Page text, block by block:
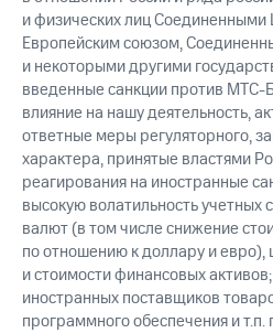
и физических лиц
Европейским союзом,
и некоторыми другими
введенные санкции против МТС-
влияние на нашу деятельность,
ответные меры регуляторного,
характера, принятые властями
реагирования на иностранные
высокую волатильность учетных
валют (в том числе снижение
по отношению к доллару и евро),
и стоимости финансовых
иностранных поставщиков
программного обеспечения и т.п.